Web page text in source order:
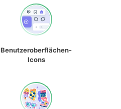
Benutzeroberflächen-
Icons